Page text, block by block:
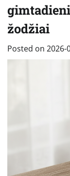
žodžiai
Posted on 2026-